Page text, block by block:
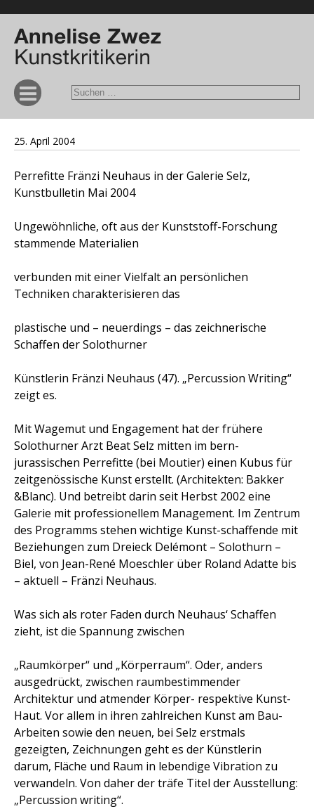
25. April 2004
Perrefitte Fränzi Neuhaus in der Galerie Selz,
Kunstbulletin Mai 2004
Ungewöhnliche, oft aus der Kunststoff-Forschung
stammende Materialien
verbunden mit einer Vielfalt an persönlichen
Techniken charakterisieren das
plastische und – neuerdings – das zeichnerische
Schaffen der Solothurner
Künstlerin Fränzi Neuhaus (47). „Percussion Writing“
zeigt es.
Mit Wagemut und Engagement hat der frühere
Solothurner Arzt Beat Selz mitten im bern-
jurassischen Perrefitte (bei Moutier) einen Kubus für
zeitgenössische Kunst erstellt. (Architekten: Bakker
&Blanc). Und betreibt darin seit Herbst 2002 eine
Galerie mit professionellem Management. Im Zentrum
des Programms stehen wichtige Kunst-schaffende mit
Beziehungen zum Dreieck Delémont – Solothurn –
Biel, von Jean-René Moeschler über Roland Adatte bis
– aktuell – Fränzi Neuhaus.
Was sich als roter Faden durch Neuhaus‘ Schaffen
zieht, ist die Spannung zwischen
„Raumkörper“ und „Körperraum“. Oder, anders
ausgedrückt, zwischen raumbestimmender
Architektur und atmender Körper- respektive Kunst-
Haut. Vor allem in ihren zahlreichen Kunst am Bau-
Arbeiten sowie den neuen, bei Selz erstmals
gezeigten, Zeichnungen geht es der Künstlerin
darum, Fläche und Raum in lebendige Vibration zu
verwandeln. Von daher der träfe Titel der Ausstellung:
„Percussion writing“.